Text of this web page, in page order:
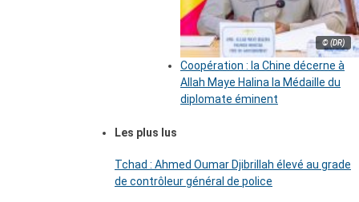
© (DR)
Coopération : la Chine décerne à
Allah Maye Halina la Médaille du
diplomate éminent
Les plus lus
Tchad : Ahmed Oumar Djibrillah élevé au grade
de contrôleur général de police